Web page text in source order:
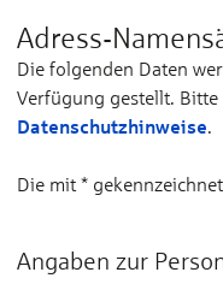
Adress-
Die folgenden Daten
Verfügung gestellt. Bitte
Datenschutzhinweise.
Die mit *
Angaben zur